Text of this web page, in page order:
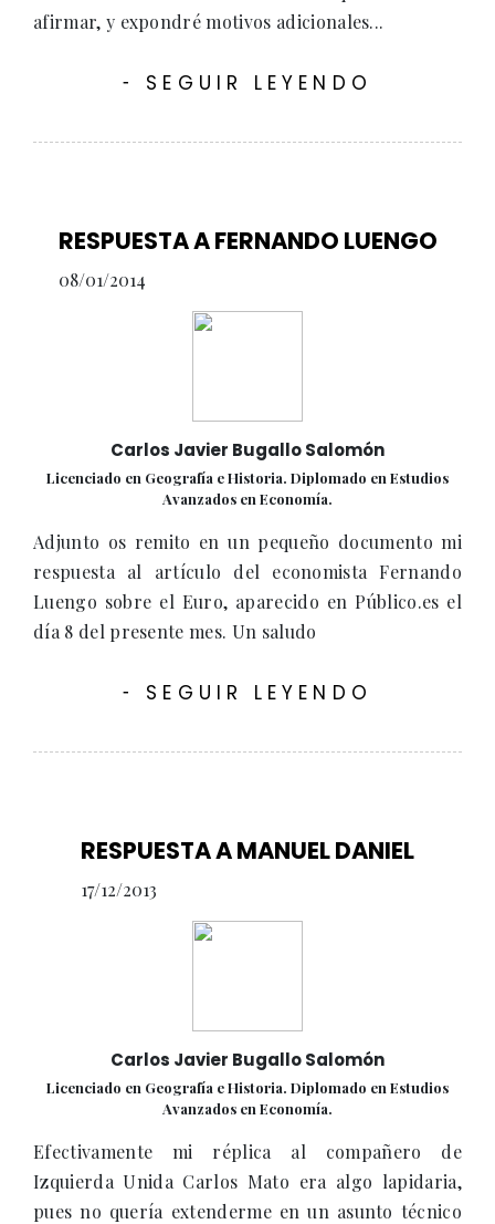
afirmar, y expondré motivos adicionales...
- SEGUIR LEYENDO
RESPUESTA A FERNANDO LUENGO
08/01/2014
Carlos Javier Bugallo Salomón
Licenciado en Geografía e Historia. Diplomado en Estudios
Avanzados en Economía.
Adjunto os remito en un pequeño documento mi
respuesta al artículo del economista Fernando
Luengo sobre el Euro, aparecido en Público.es el
día 8 del presente mes. Un saludo
- SEGUIR LEYENDO
RESPUESTA A MANUEL DANIEL
17/12/2013
Carlos Javier Bugallo Salomón
Licenciado en Geografía e Historia. Diplomado en Estudios
Avanzados en Economía.
Efectivamente mi réplica al compañero de
Izquierda Unida Carlos Mato era algo lapidaria,
pues no quería extenderme en un asunto técnico